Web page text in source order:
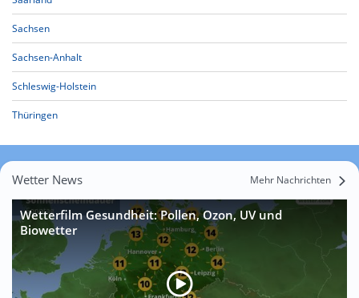
Sachsen
Sachsen-Anhalt
Schleswig-Holstein
Thüringen
Wetter News Mehr Nachrichten
Wetterfilm Gesundheit: Pollen, Ozon, UV und
Biowetter